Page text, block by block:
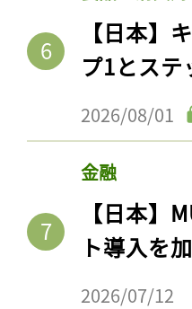
【日本】
プ1とス
2026/08/01
金融
【日本】
ト導入を
2026/07/12